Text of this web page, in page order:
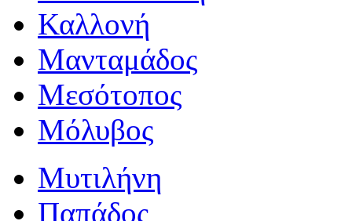
Καλλονή
Μανταμάδος
Μεσότοπος
Μόλυβος
Μυτιλήνη
Παπάδος